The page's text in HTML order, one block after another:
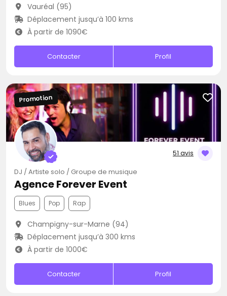
Vauréal (95)
Déplacement jusqu’à 100 kms
À partir de 1090€
Contacter Profil
51 avis
Promotion
DJ / Artiste solo / Groupe de musique
Agence Forever Event
Blues Pop Rap
Champigny-sur-Marne (94)
Déplacement jusqu’à 300 kms
À partir de 1000€
Contacter Profil